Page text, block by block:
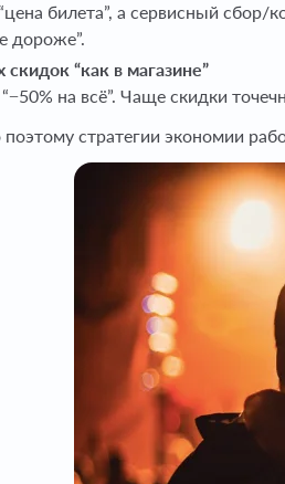
билета”, а сервисный
дороже”.
“как в магазине”
на всё”. Чаще скидки
стратегии экономии